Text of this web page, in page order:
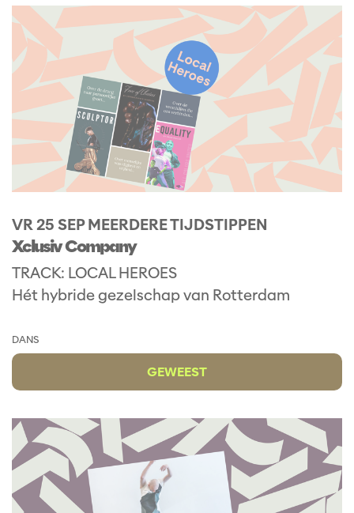
Xclusiv Company
TRACK: LOCAL HEROES
VR 25 SEPMEERDERE TIJDSTIPPEN
Hét hybride gezelschap van Rotterdam
DANS
GEWEEST